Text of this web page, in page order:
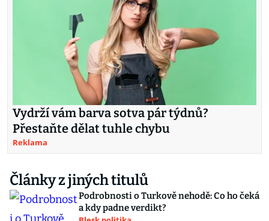
Vydrží vám barva sotva pár týdnů?
Přestaňte dělat tuhle chybu
Reklama
Články z jiných titulů
Podrobnosti o Turkově nehodě: Co ho čeká
a kdy padne verdikt?